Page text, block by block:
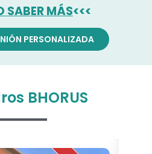
SABER MÁS<<<
PERSONALIZADA
BHORUS